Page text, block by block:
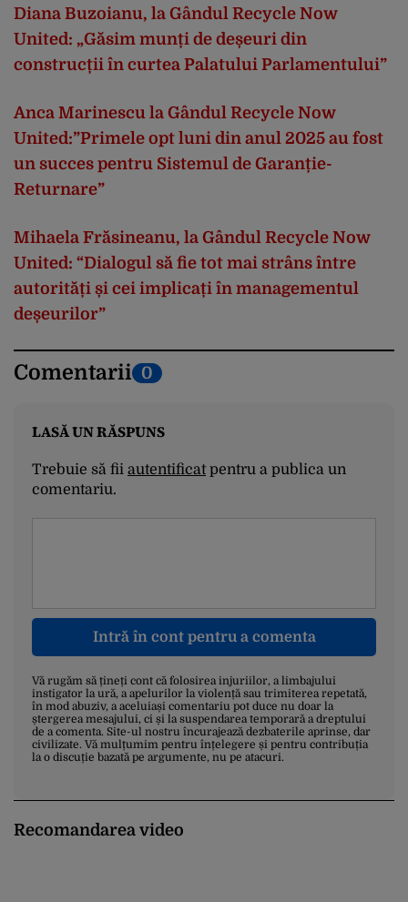
Diana Buzoianu, la Gândul Recycle Now
United: „Găsim munți de deșeuri din
construcții în curtea Palatului Parlamentului”
Anca Marinescu la Gândul Recycle Now
United:”Primele opt luni din anul 2025 au fost
un succes pentru Sistemul de Garanție-
Returnare”
Mihaela Frăsineanu, la Gândul Recycle Now
United: “Dialogul să fie tot mai strâns între
autorități și cei implicați în managementul
deșeurilor”
Comentarii 0
LASĂ UN RĂSPUNS
Trebuie să fii autentificatpentru a publica un
comentariu.
Intră în cont pentru a comenta
Vă rugăm să țineți cont că folosirea injuriilor, a limbajului
instigator la ură, a apelurilor la violență sau trimiterea repetată,
în mod abuziv, a aceluiași comentariu pot duce nu doar la
ștergerea mesajului, ci și la suspendarea temporară a dreptului
de a comenta. Site-ul nostru încurajează dezbaterile aprinse, dar
civilizate. Vă mulțumim pentru înțelegere și pentru contribuția
la o discuție bazată pe argumente, nu pe atacuri.
Recomandarea video